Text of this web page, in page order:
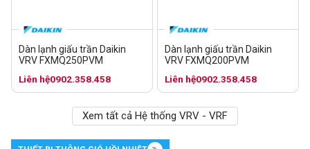
Dàn lạnh giấu trần Daikin
VRV FXMQ250PVM
Liên hệ0902.358.458
Dàn lạnh giấu trần Daikin
VRV FXMQ200PVM
Liên hệ0902.358.458
Xem tất cả Hệ thống VRV - VRF